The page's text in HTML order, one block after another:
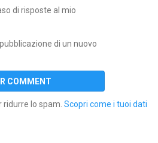
di risposte al mio
di un nuovo
lo spam. Scopri come i tuoi dati